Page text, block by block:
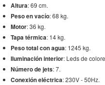
Altura: 69 cm.
Peso en vacío: 68 kg.
Motor: 36 kg.
Tapa térmica: 14 kg.
Peso total con agua: 1245 kg.
Iluminación interior: Leds de
Número de jets: 7.
Conexión eléctrica: 230V - 50Hz.